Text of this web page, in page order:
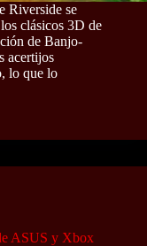
Riverside se
clásicos 3D de
de Banjo-
acertijos
lo que lo
ASUS y Xbox